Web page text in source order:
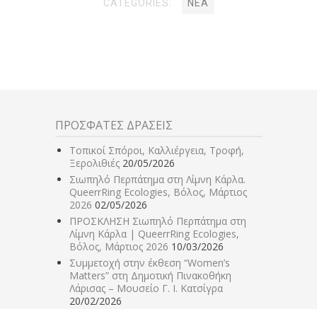
CATEGORIES: ΝΕΑ
ΠΡΟΣΦΑΤΕΣ ΔΡΑΣΕΙΣ
Τοπικοί Σπόροι, Καλλιέργεια, Τροφή,
Ξερολιθιές 20/05/2026
Σιωπηλό Περπάτημα στη Λίμνη Κάρλα.
QueerrRing Ecologies, Βόλος, Μάρτιος
2026 02/05/2026
ΠΡΟΣΚΛΗΣΗ Σιωπηλό Περπάτημα στη
Λίμνη Κάρλα | QueerrRing Ecologies,
Βόλος, Μάρτιος 2026 10/03/2026
Συμμετοχή στην έκθεση “Women’s
Matters” στη Δημοτική Πινακοθήκη
Λάρισας – Μουσείο Γ. Ι. Κατσίγρα
20/02/2026